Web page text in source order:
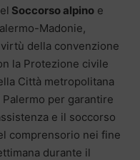
Soccorso alpino e
Madonie,
della convenzione
la Protezione civile
Città metropolitana
Palermo per garantire
e il soccorso
comprensorio nei fine
durante il